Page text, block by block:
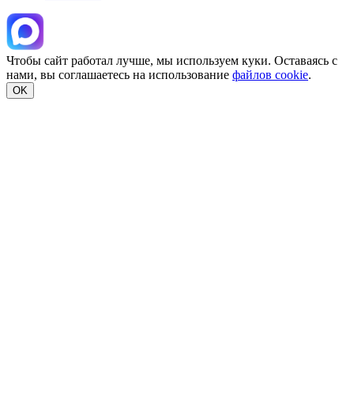
Чтобы сайт работал лучше, мы используем куки. Оставаясь с
нами, вы соглашаетесь на использование файлов cookie.
OK